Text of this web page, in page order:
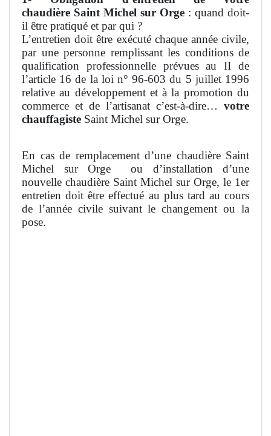
chaudière Saint Michel sur Orge : quand doit-
il être pratiqué et par qui ?
L’entretien doit être exécuté chaque année civile,
par une personne remplissant les conditions de
qualification professionnelle prévues au II de
l’article 16 de la loi n° 96-603 du 5 juillet 1996
relative au développement et à la promotion du
commerce et de l’artisanat c’est-à-dire… votre
chauffagiste Saint Michel sur Orge.
En cas de remplacement d’une chaudière Saint
Michel sur Orge
ou d’installation d’une
nouvelle chaudière Saint Michel sur Orge, le 1er
entretien doit être effectué au plus tard au cours
de l’année civile suivant le changement ou la
pose.